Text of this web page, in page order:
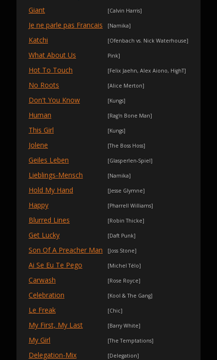
Giant [Calvin Harris]
Je ne parle pas Francais [Namika]
Katchi [Ofenbach vs. Nick Waterhouse]
What About Us Pink]
Hot To Touch [Felix Jaehn, Alex Aiono, HighT]
No Roots [Alice Merton]
Don't You Know [Kungs]
Human [Rag'n Bone Man]
This Girl [Kungs]
Jolene [The Boss Hoss]
Geiles Leben [Glasperlen-Spiel]
Lieblings-Mensch [Namika]
Hold My Hand [Jesse Glymne]
Happy [Pharrell Williams]
Blurred Lines [Robin Thicke]
Get Lucky [Daft Punk]
Son Of A Preacher Man [Joss Stone]
Ai Se Eu Te Pego [Michel Télo]
Carwash [Rose Royce]
Celebration [Kool & The Gang]
Le Freak [Chic]
My First, My Last [Barry White]
My Girl [The Temptations]
Delegation-Mix [Delegation]